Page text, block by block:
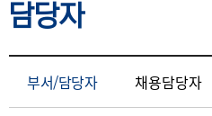
담당자
부서/담당자 채용담당자